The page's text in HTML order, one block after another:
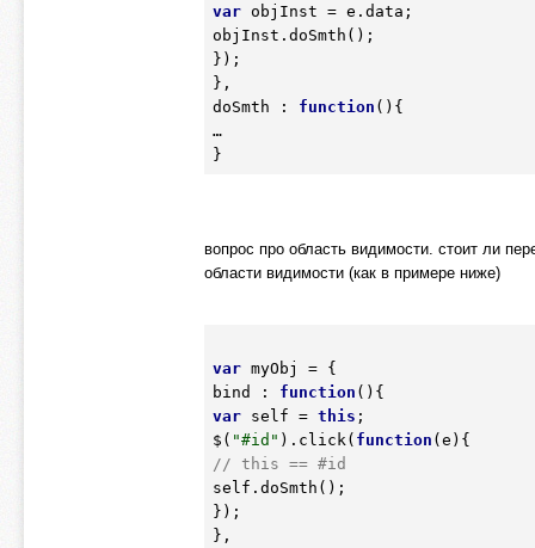
var objInst = e.data;
objInst.doSmth();
});
},
doSmth : function (){
…
вопрос про область видимости. стоит ли
области видимости (как в примере ниже)
var myObj = {
bind : function
var self = this ;
$( "#id" ).click( function
// this == #id
self.doSmth();
});
},